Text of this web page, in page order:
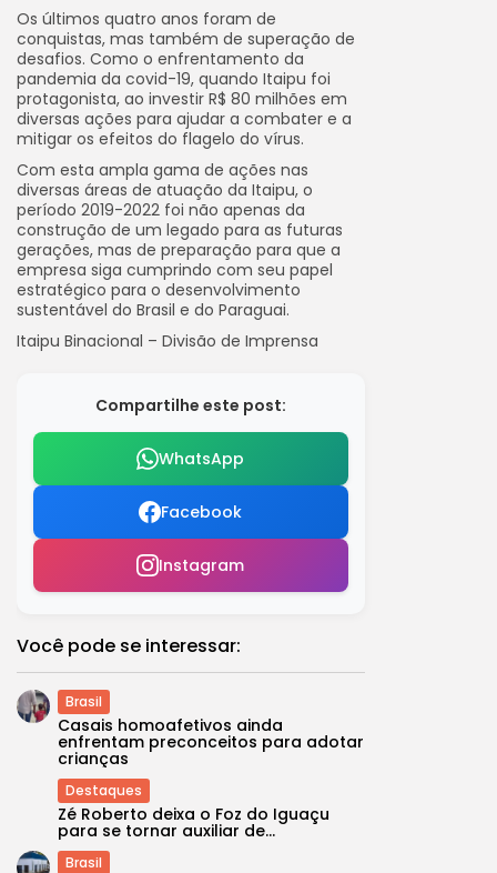
Os últimos quatro anos foram de
conquistas, mas também de superação de
desafios. Como o enfrentamento da
pandemia da covid-19, quando Itaipu foi
protagonista, ao investir R$ 80 milhões em
diversas ações para ajudar a combater e a
mitigar os efeitos do flagelo do vírus.
Com esta ampla gama de ações nas
diversas áreas de atuação da Itaipu, o
período 2019-2022 foi não apenas da
construção de um legado para as futuras
gerações, mas de preparação para que a
empresa siga cumprindo com seu papel
estratégico para o desenvolvimento
sustentável do Brasil e do Paraguai.
Itaipu Binacional – Divisão de Imprensa
Compartilhe este post:
WhatsApp
Facebook
Instagram
Você pode se interessar:
Brasil
Casais homoafetivos ainda
enfrentam preconceitos para adotar
crianças
Destaques
Zé Roberto deixa o Foz do Iguaçu
para se tornar auxiliar de...
Brasil